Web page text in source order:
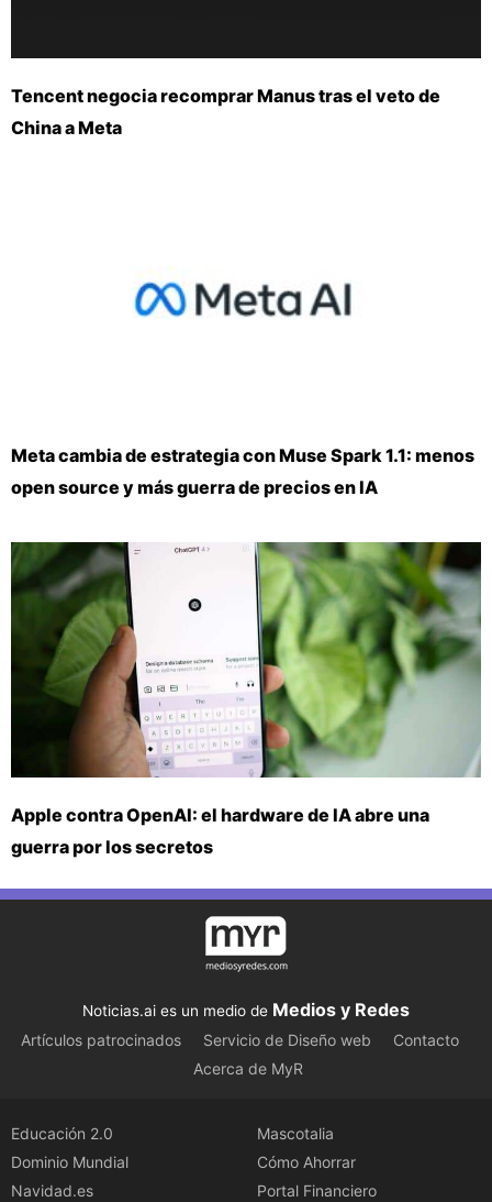
Tencent negocia recomprar Manus tras el veto de
China a Meta
Meta cambia de estrategia con Muse Spark 1.1: menos
open source y más guerra de precios en IA
Apple contra OpenAI: el hardware de IA abre una
guerra por los secretos
Noticias.ai es un medio de Medios y Redes
Artículos patrocinados Servicio de Diseño web
Contacto
Acerca de MyR
Educación 2.0
Dominio Mundial
Navidad.es
Mascotalia
Cómo Ahorrar
Portal Financiero